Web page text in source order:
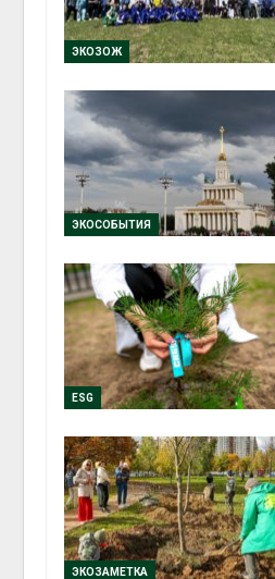
ЭКОЗОЖ
ЭКОСОБЫТИЯ
ESG
ЭКОЗАМЕТКА